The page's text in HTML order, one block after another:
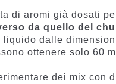
di aromi già dosati
da quello del
dalle
ottenere solo 60
dei mix con